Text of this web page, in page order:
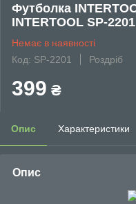
Футболка
INTERTOOL SP-2201
Немає в наявності
Код: SP-2201
Роздріб
399 ₴
Опис Характеристики
Опис